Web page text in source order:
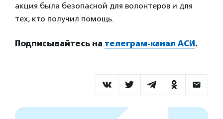
акция была безопасной для волонтеров и для
тех, кто получил помощь.
Подписывайтесь на телеграм-канал АСИ .